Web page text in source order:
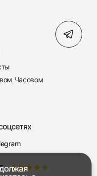
22-37
— 19:00
Часовом